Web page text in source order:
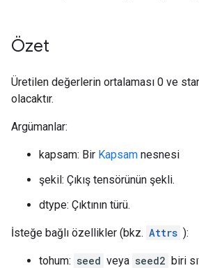
Özet
Üretilen değerlerin ortalaması 0 ve
olacaktır.
Argümanlar:
kapsam: Bir Kapsam nesnesi
şekil: Çıkış tensörünün şekli.
dtype: Çıktının türü.
İsteğe bağlı özellikler (bkz. Attrs ):
tohum: seed veya seed2 biri